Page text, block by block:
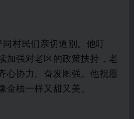
村民们亲切道别。他叮
加强对老区的政策扶持，老
心协力、奋发图强。他祝愿
金柚一样又甜又美。